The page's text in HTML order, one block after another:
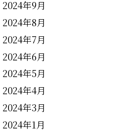
2024年9月
2024年8月
2024年7月
2024年6月
2024年5月
2024年4月
2024年3月
2024年1月